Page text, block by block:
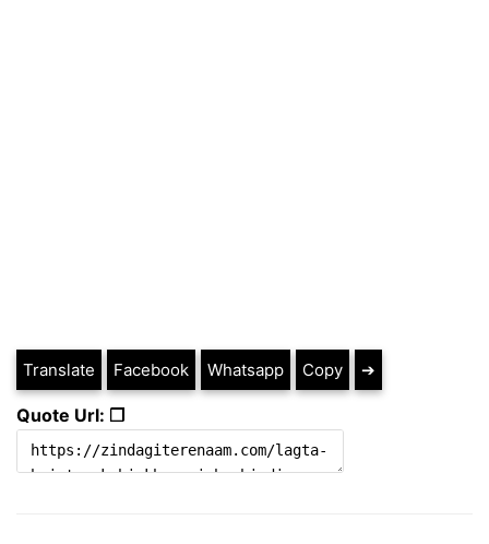
Translate Facebook Whatsapp Copy ➔
Quote Url: ❐